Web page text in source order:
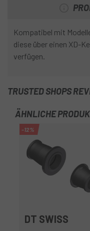
Kompatibel mit
diese über einen XD-
verfügen.
TRUSTED SHOPS
ÄHNLICHE
-12%
DT SWISS